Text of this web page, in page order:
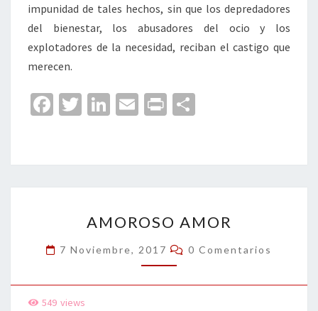
impunidad de tales hechos, sin que los depredadores
del bienestar, los abusadores del ocio y los
explotadores de la necesidad, reciban el castigo que
merecen.
Fa
o
o
T
er
Li
dI
n
E
l
Pr
p
ar
tir
AMOR
AMOROSO AMOR
7 Noviembre, 2017 Comentarios
0 Comentarios
549 views